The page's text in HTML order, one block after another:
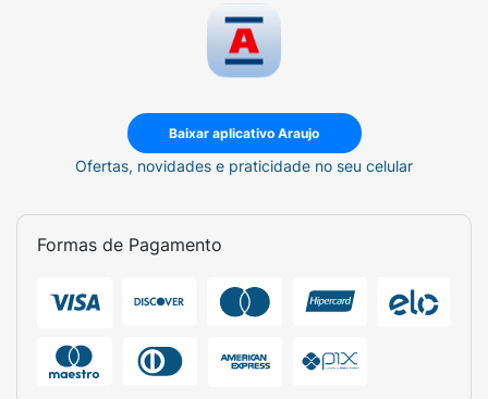
Baixar aplicativo Araujo
Ofertas, novidades e praticidade no seu celular
Formas de Pagamento